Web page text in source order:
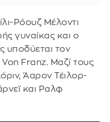
Ρόουζ Μέλοντι
γυναίκας και ο
υποδύεται τον
Franz. Μαζί τους
Άαρον Τέιλορ-
και Ραλφ